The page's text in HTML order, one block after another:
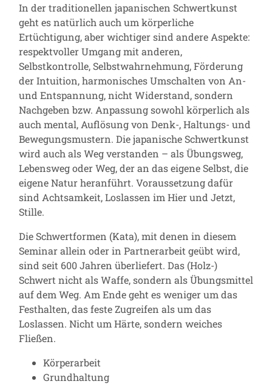
In der traditionellen japanischen Schwertkunst
geht es natürlich auch um körperliche
Ertüchtigung, aber wichtiger sind andere Aspekte:
respektvoller Umgang mit anderen,
Selbstkontrolle, Selbstwahrnehmung, Förderung
der Intuition, harmonisches Umschalten von An-
und Entspannung, nicht Widerstand, sondern
Nachgeben bzw. Anpassung sowohl körperlich als
auch mental, Auflösung von Denk-, Haltungs- und
Bewegungsmustern. Die japanische Schwertkunst
wird auch als Weg verstanden – als Übungsweg,
Lebensweg oder Weg, der an das eigene Selbst, die
eigene Natur heranführt. Voraussetzung dafür
sind Achtsamkeit, Loslassen im Hier und Jetzt,
Stille.
Die Schwertformen (Kata), mit denen in diesem
Seminar allein oder in Partnerarbeit geübt wird,
sind seit 600 Jahren überliefert. Das (Holz-)
Schwert nicht als Waffe, sondern als Übungsmittel
auf dem Weg. Am Ende geht es weniger um das
Festhalten, das feste Zugreifen als um das
Loslassen. Nicht um Härte, sondern weiches
Fließen.
Körperarbeit
Grundhaltung